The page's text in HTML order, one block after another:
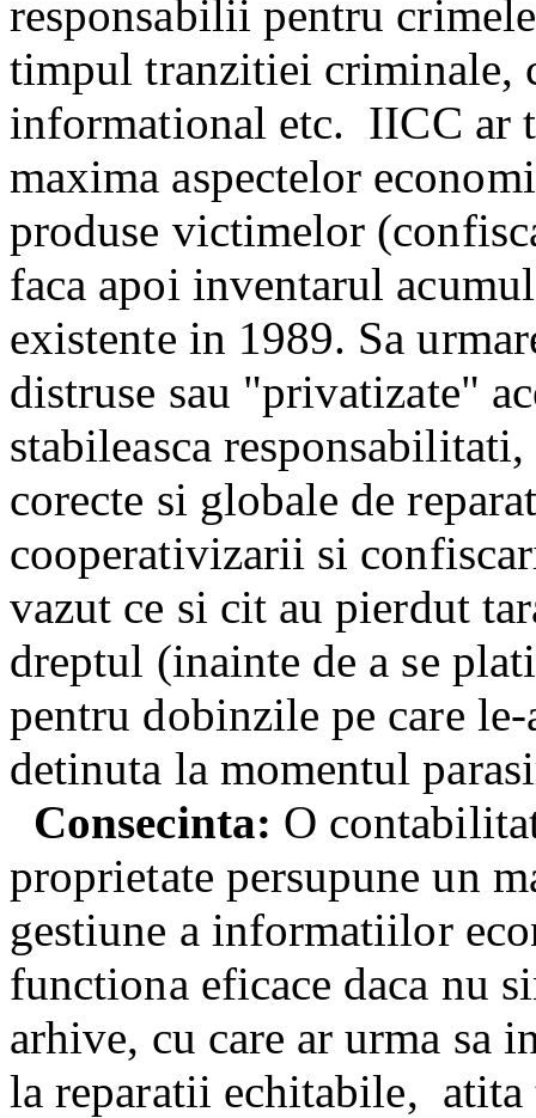
responsabilii pentru
timpul tranzitiei criminale,
informational etc. IICC ar
maxima aspectelor
produse victimelor
faca apoi inventarul
existente in 1989. Sa
distruse sau "privatizate"
stabileasca
corecte si globale de
cooperativizarii si
vazut ce si cit au pierdut
dreptul (inainte de a se
pentru dobinzile pe care
detinuta la momentul
Consecinta: O
proprietate persupune un
gestiune a informatiilor
functiona eficace daca nu
arhive, cu care ar urma sa
la reparatii echitabile,